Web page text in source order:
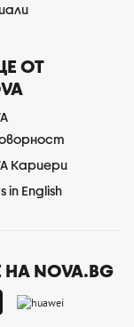
ОТ
Кариери
in English
NOVA.BG